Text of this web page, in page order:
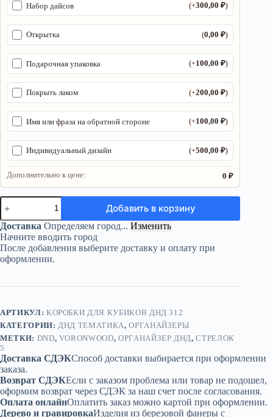
Набор дайсов (+300,00₽)
Открытка (0,00₽)
Подарочная упаковка (+100,00₽)
Покрыть лаком (+200,00₽)
Имя или фраза на обратной стороне (+100,00₽)
Индивидуальный дизайн (+500,00₽)
Дополнительно к цене: 0 ₽
Количество
товара
Органайзер
ДнД
«Стрелок
5»
—
Добавить в корзину
Доставка Определяем город... Изменить
Начните вводить город
После добавления выберите доставку и оплату при
оформлении.
АРТИКУЛ: КОРОБКИ ДЛЯ КУБИКОВ ДНД 312
КАТЕГОРИИ: ДНД ТЕМАТИКА,ОРГАНАЙЗЕРЫ
МЕТКИ: DND, VORONWOOD, ОРГАНАЙЗЕР ДНД,СТРЕЛОК
5
Доставка СДЭКСпособ доставки выбирается при оформлении
заказа.
Возврат СДЭКЕсли с заказом проблема или товар не подошел,
оформим возврат через СДЭК за наш счет после согласования.
Оплата онлайнОплатить заказ можно картой при оформлении.
Дерево и гравировкаИзделия из березовой фанеры с